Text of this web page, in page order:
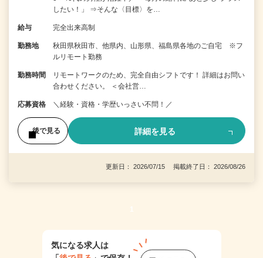
したい！」 ⇒そんな〈目標〉を…
給与 完全出来高制
勤務地
秋田県秋田市、他県内、山形県、福島県各地のご自宅 ※フ
ルリモート勤務
勤務時間
リモートワークのため、完全自由シフトです！ 詳細はお問い
合わせください。 ＜会社営…
応募資格 ＼経験・資格・学歴いっさい不問！／
後で見る 詳細を見る
更新日： 2026/07/15 掲載終了日： 2026/08/26
1
気になる求人は